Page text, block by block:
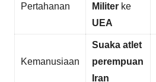
Pertahanan
Militerke
UEA
Kemanusiaan
Suaka atlet
perempuan
Iran